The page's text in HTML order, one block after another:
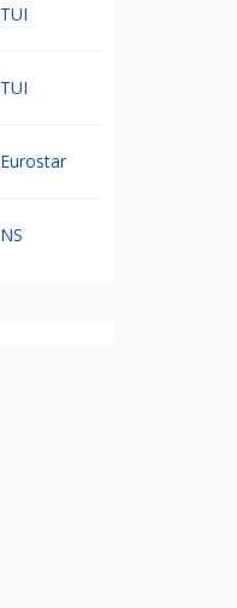
TUI
TUI
Eurostar
NS